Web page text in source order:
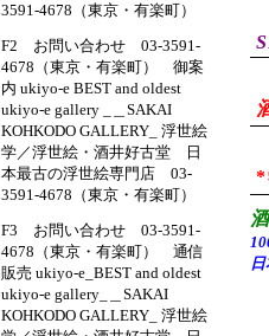
3591-4678（東京・有楽町）
F2 お問い合わせ 03-3591-
4678（東京・有楽町） 御案
内 ukiyo-e BEST and oldest
ukiyo-e gallery _＿SAKAI
KOHKODO GALLERY_ 浮世絵
学／浮世絵・酒井好古堂 日
本最古の浮世絵専門店 03-
3591-4678（東京・有楽町）
F3 お問い合わせ 03-3591-
4678（東京・有楽町） 通信
販売 ukiyo-e_BEST and oldest
ukiyo-e gallery_＿SAKAI
KOHKODO GALLERY_ 浮世絵